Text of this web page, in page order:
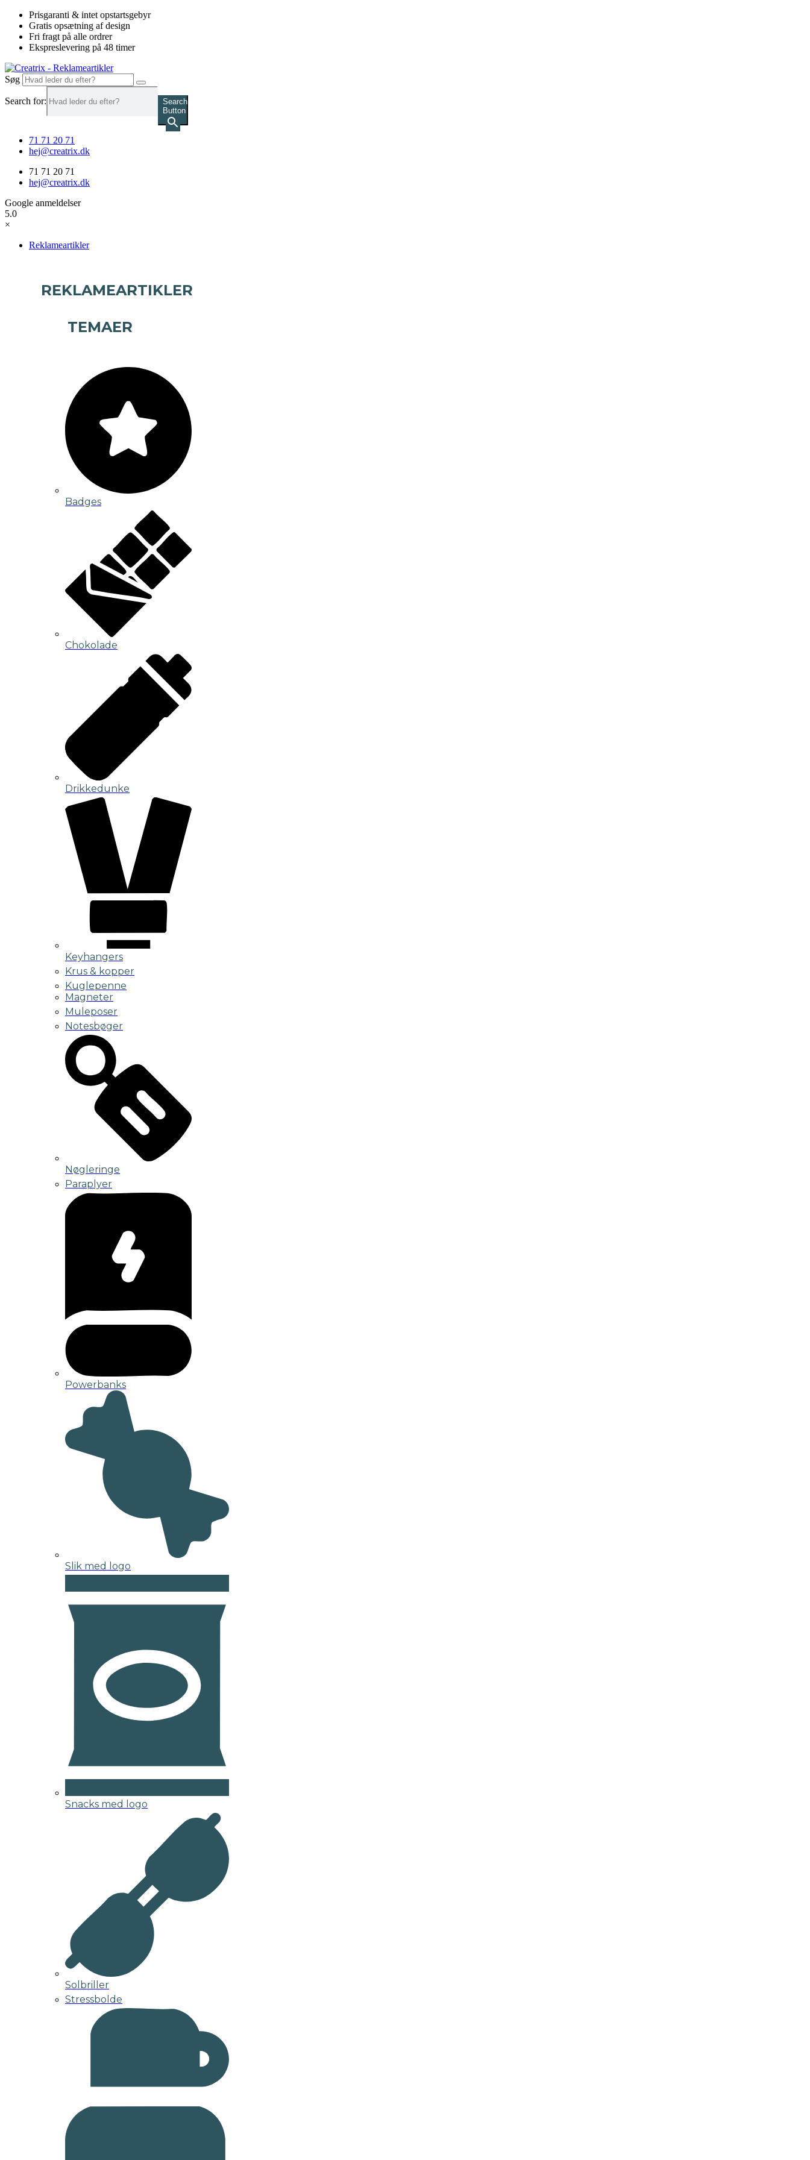
Videre
indhold
Prisgaranti & intet opstartsgebyr
Gratis opsætning af design
Fri fragt på alle ordrer
Ekspreslevering på 48 timer
Søg
Search for:
Search
Button
71 71 20 71
hej@creatrix.dk
71 71 20 71
hej@creatrix.dk
Google anmeldelser
5.0
×
Reklameartikler
REKLAMEARTIKLER
TEMAER
Badges
Chokolade
Drikkedunke
Keyhangers
Krus & kopper
Kuglepenne
Magneter
Muleposer
Notesbøger
Nøgleringe
Paraplyer
Powerbanks
Slik med logo
Snacks med logo
Solbriller
Stressbolde